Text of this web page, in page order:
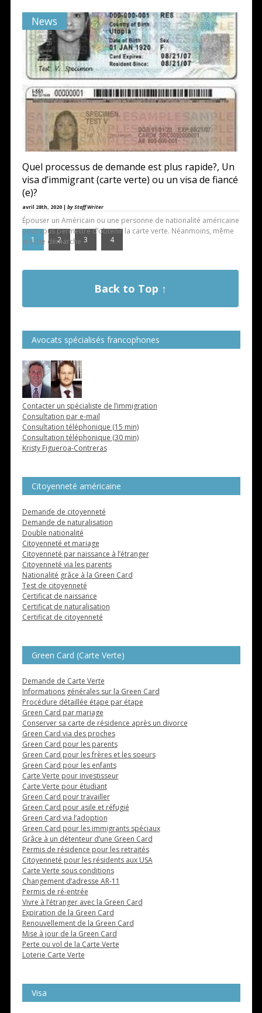
News
Quel processus de demande est plus rapide?, Un
visa d’immigrant (carte verte) ou un visa de fiancé
(e)?
avril 28th, 2020 | by Staff Writer
Épouser un Américain ou une personne de nationalité américaine
peut vous permettre d’obtenir la carte verte. Néanmoins, même
si cette démarche
1 2 3 4
Back to Top ↑
Avocats spécialisés francophones
Contacter un spécialiste de l’immigration
Consultation par e-mail
Consultation téléphonique (15 min)
Consultation téléphonique (30 min)
Kristy Figueroa-Contreras
Citoyenneté américaine
Demande de citoyenneté
Demande de naturalisation
Double nationalité
Citoyenneté et mariage
Citoyenneté par naissance à l’étranger
Citoyenneté via les parents
Nationalité grâce à la Green Card
Test de citoyenneté
Certificat de naissance
Certificat de naturalisation
Certificat de citoyenneté
Green Card (Carte Verte)
Demande de Carte Verte
Informations générales sur la Green Card
Procédure détaillée étape par étape
Green Card par mariage
Conserver sa carte de résidence après un divorce
Green Card via des proches
Green Card pour les parents
Green Card pour les frères et les soeurs
Green Card pour les enfants
Carte Verte pour investisseur
Carte Verte pour étudiant
Green Card pour travailler
Green Card pour asile et réfugié
Green Card via l’adoption
Green Card pour les immigrants spéciaux
Grâce à un détenteur d’une Green Card
Permis de résidence pour les retraités
Citoyenneté pour les résidents aux USA
Carte Verte sous conditions
Changement d’adresse AR-11
Permis de ré-entrée
Vivre à l’étranger avec la Green Card
Expiration de la Green Card
Renouvellement de la Green Card
Mise à jour de la Green Card
Perte ou vol de la Carte Verte
Loterie Carte Verte
Visa